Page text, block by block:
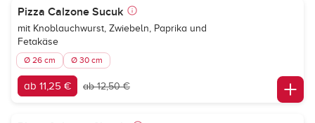
Pizza Calzone Sucuk
mit Knoblauchwurst, Zwiebeln, Paprika und
Fetakäse
Ø 26 cm Ø 30 cm
ab 11,25 € ab 12,50 €